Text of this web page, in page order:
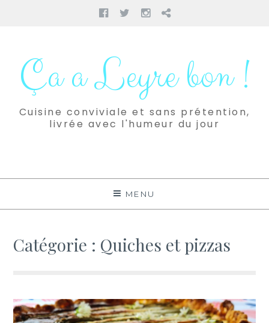
Facebook
TwitterInstagram
Pinterest
contenuÇa a Leyre bon !
Cuisine conviviale et sans prétention,
livrée avec l'humeur du jour
MENU
Catégorie : Quiches et pizzas